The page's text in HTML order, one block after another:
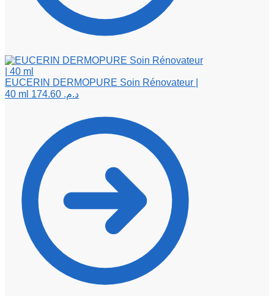
EUCERIN DERMOPURE Soin Rénovateur |
40 ml
د.م.